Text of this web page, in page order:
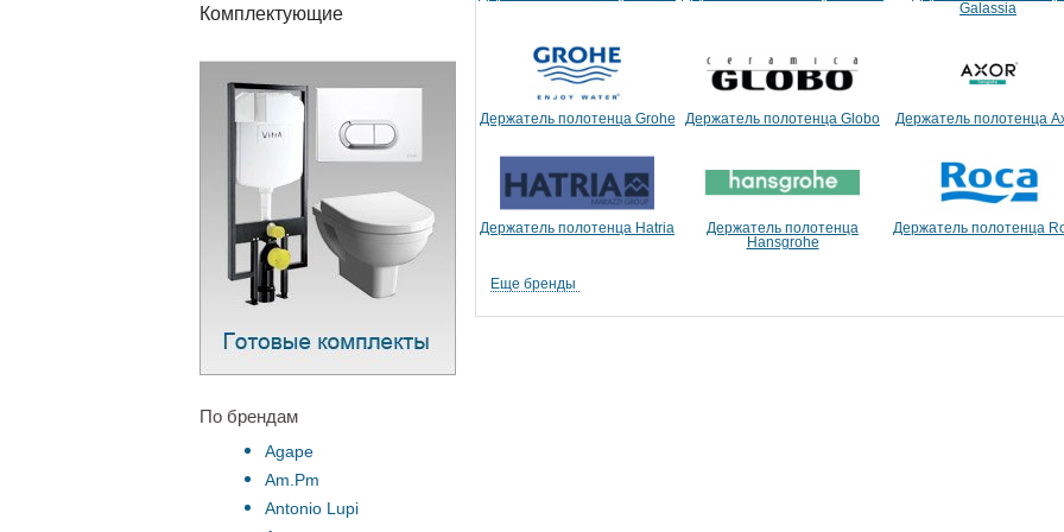
Комплектующие
По брендам
Agape
Am.Pm
Antonio Lupi
Galassia
Держатель полотенца Grohe Держатель полотенца Globo Держатель полотенца
Держатель полотенца Hatria
Держатель полотенца
Hansgrohe
Держатель полотенца
Еще бренды